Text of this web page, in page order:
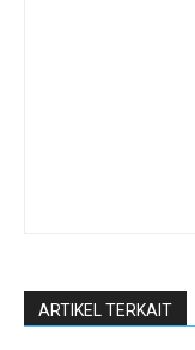
ARTIKEL TERKAIT